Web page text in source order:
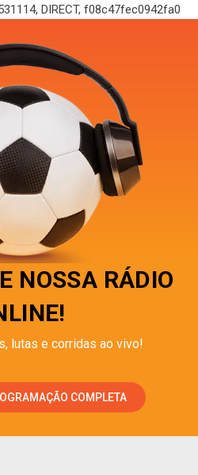
DIRECT, f08c47fec0942fa0
NOSSA RÁDIO
lutas e corridas ao vivo!
COMPLETA